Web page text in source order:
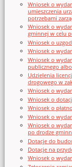
Wniosek o
umieszczenia
potrzebami
Wniosek o
gminnej w celu
Wniosek o
Wniosek o
Wniosek o
publicznego
Udzielenia
drogowego w
Wniosek o
Wniosek o
Wniosek o
Wniosek o
Wniosek o
po drodze
Dotacje do
Dotacje na
Wniosek o